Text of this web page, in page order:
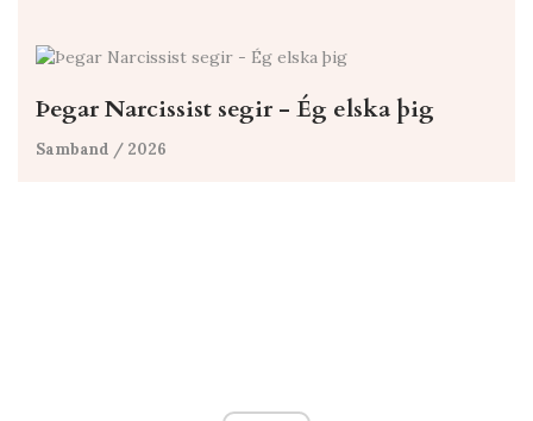
Þegar Narcissist segir - Ég elska þig
Samband / 2026